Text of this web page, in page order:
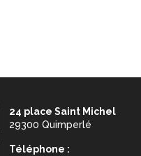
24 place Saint Michel
29300 Quimperlé
Téléphone :